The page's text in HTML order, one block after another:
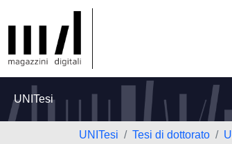
UNITesi
UNITesi Tesi di dottorato